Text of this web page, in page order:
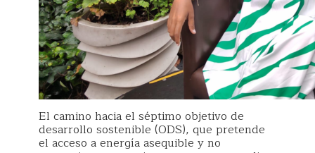
El camino hacia el séptimo objetivo de
desarrollo sostenible (ODS), que pretende
el acceso a energía asequible y no